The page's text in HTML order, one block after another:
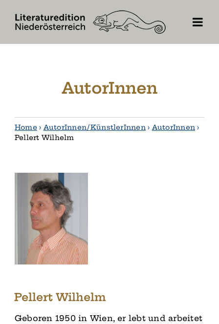
content
AutorInnen
Home› AutorInnen / KünstlerInnen› AutorInnen ›
Pellert Wilhelm
Pellert Wilhelm
Geboren 1950 in Wien, er lebt und arbeitet